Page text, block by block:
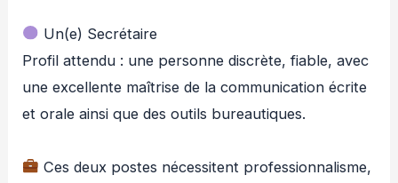
Un(e) Secrétaire
Profil attendu : une personne discrète, fiable, avec
une excellente maîtrise de la communication écrite
et orale ainsi que des outils bureautiques.
Ces deux postes nécessitent professionnalisme,